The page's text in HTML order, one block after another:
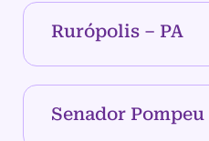
Rurópolis – PA
Senador Pompeu